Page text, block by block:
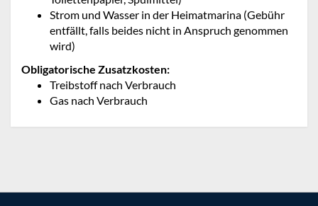
Strom und Wasser in der Heimatmarina (Gebühr
entfällt, falls beides nicht in Anspruch genommen
wird)
Obligatorische Zusatzkosten:
Treibstoff nach Verbrauch
Gas nach Verbrauch